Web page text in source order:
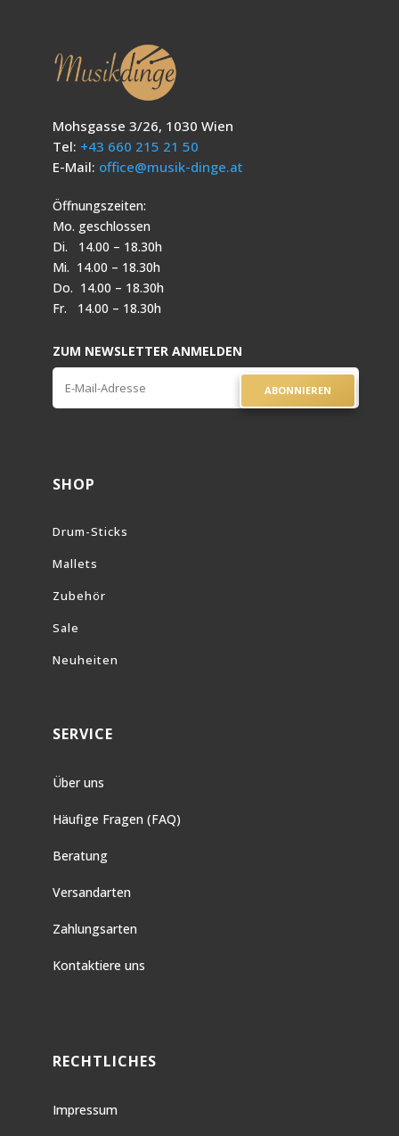
Mohsgasse 3/26, 1030 Wien
Tel: +43 660 215 21 50
E-Mail: office@musik-dinge.at
Öffnungszeiten:
Mo. geschlossen
Di. 14.00 – 18.30h
Mi. 14.00 – 18.30h
Do. 14.00 – 18.30h
Fr. 14.00 – 18.30h
ZUM NEWSLETTER ANMELDEN
ABONNIEREN
SHOP
Drum-Sticks
Mallets
Zubehör
Sale
Neuheiten
SERVICE
Über uns
Häufige Fragen (FAQ)
Beratung
Versandarten
Zahlungsarten
Kontaktiere uns
RECHTLICHES
Impressum